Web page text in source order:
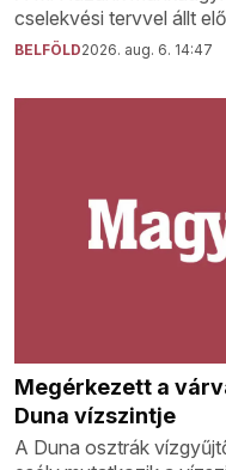
cselekvési tervvel állt
BELFÖLD2026. aug. 6. 14:47
Megérkezett a
Duna vízszintje
A Duna osztrák